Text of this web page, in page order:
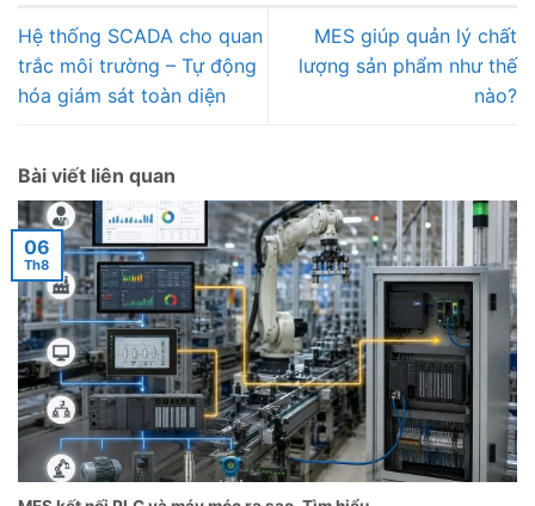
Hệ thống SCADA cho quan
trắc môi trường – Tự động
hóa giám sát toàn diện
MES giúp quản lý chất
lượng sản phẩm như thế
nào?
Bài viết liên quan
06
Th8